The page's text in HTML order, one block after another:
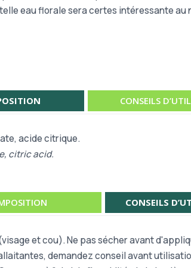
eau florale sera certes intéressante
CONSEILS
acide citrique.
citric acid.
CONSEILS
et cou). Ne pas sécher avant
demandez conseil avant